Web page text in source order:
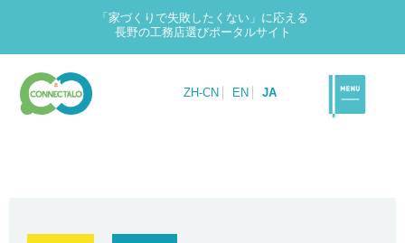
「家づくりで失敗したくない」に応える
長野の工務店選びポータルサイト
ZH-CN EN JA